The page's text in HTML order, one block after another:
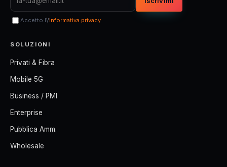
Accetto l\'informativa privacy
SOLUZIONI
Privati & Fibra
Mobile 5G
Business / PMI
Enterprise
Pubblica Amm.
Wholesale